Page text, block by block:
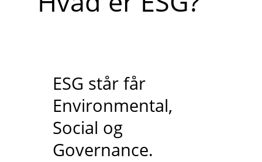
ESG står får
Environmental,
Social og
Governance.